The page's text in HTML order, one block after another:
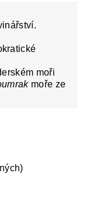
moři
moře ze